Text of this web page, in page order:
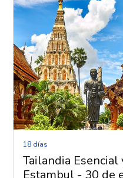
18 días
Tailandia Esencial
Estambul - 30 de